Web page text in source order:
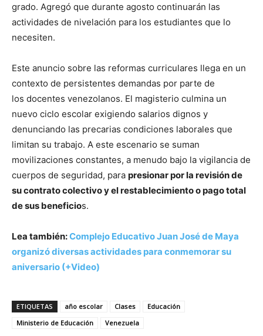
grado. Agregó que durante agosto continuarán las
actividades de nivelación para los estudiantes que lo
necesiten.
Este anuncio sobre las reformas curriculares llega en un
contexto de persistentes demandas por parte de
los docentes venezolanos. El magisterio culmina un
nuevo ciclo escolar exigiendo salarios dignos y
denunciando las precarias condiciones laborales que
limitan su trabajo. A este escenario se suman
movilizaciones constantes, a menudo bajo la vigilancia de
cuerpos de seguridad, para presionar por la revisión de
su contrato colectivo y el restablecimiento o pago total
de sus beneficios.
Lea también:Complejo Educativo Juan José de Maya
organizó diversas actividades para conmemorar su
aniversario (+Video)
ETIQUETAS año escolar Clases
Educación
Ministerio de Educación
Venezuela